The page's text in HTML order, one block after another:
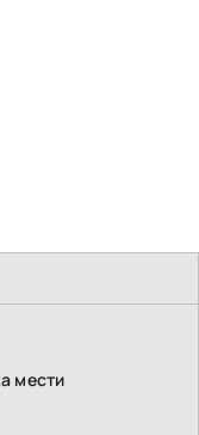
мести